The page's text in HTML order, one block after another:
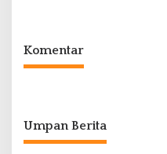
Komentar
Umpan Berita